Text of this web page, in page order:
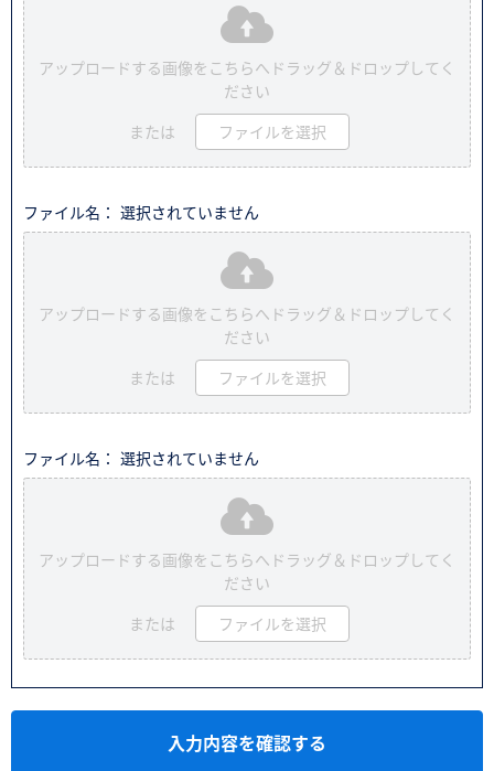
アップロードする画像をこちらへドラッグ＆ドロップしてく
ださい
または ファイルを選択
ファイル名： 選択されていません
アップロードする画像をこちらへドラッグ＆ドロップしてく
ださい
または ファイルを選択
ファイル名： 選択されていません
アップロードする画像をこちらへドラッグ＆ドロップしてく
ださい
または ファイルを選択
入力内容を確認する